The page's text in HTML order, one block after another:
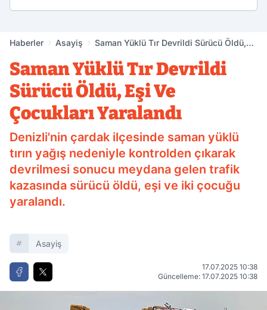
Haberler Asayiş
Saman Yüklü Tır Devrildi Sürücü Öldü,
Saman Yüklü Tır Devrildi
Sürücü Öldü, Eşi Ve
Çocukları Yaralandı
Denizli'nin çardak ilçesinde saman yüklü
tırın yağış nedeniyle kontrolden çıkarak
devrilmesi sonucu meydana gelen trafik
kazasında sürücü öldü, eşi ve iki çocuğu
yaralandı.
Asayiş
17.07.2025 10:38
Güncelleme: 17.07.2025 10:38